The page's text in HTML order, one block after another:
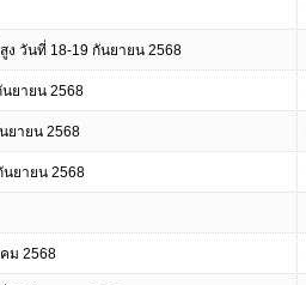
วันที่ 18-19 กันยายน 2568
ยายน 2568
ยายน 2568
ยายน 2568
ม 2568